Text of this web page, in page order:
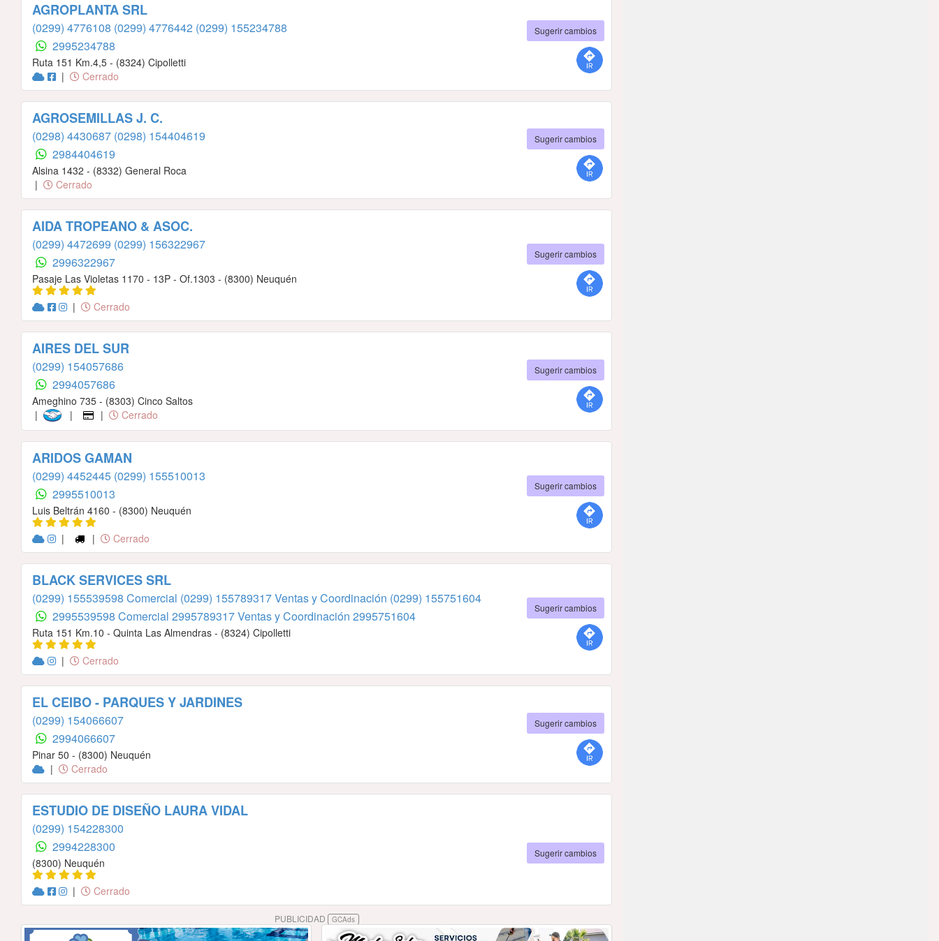
AGROPLANTA SRL
(0299) 4776108 (0299) 4776442 (0299) 155234788
2995234788
Ruta 151 Km.4,5 - (8324) Cipolletti
|
Cerrado
Sugerir cambios
AGROSEMILLAS J. C.
(0298) 4430687 (0298) 154404619
2984404619
Alsina 1432 - (8332) General Roca
|
Cerrado
Sugerir cambios
AIDA TROPEANO & ASOC.
(0299) 4472699 (0299) 156322967
2996322967
Pasaje Las Violetas 1170 - 13P - Of.1303 - (8300) Neuquén
|
Cerrado
Sugerir cambios
AIRES DEL SUR
(0299) 154057686
2994057686
Ameghino 735 - (8303) Cinco Saltos
|
| | Cerrado
Sugerir cambios
ARIDOS GAMAN
(0299) 4452445 (0299) 155510013
2995510013
Luis Beltrán 4160 - (8300) Neuquén
|
| Cerrado
Sugerir cambios
BLACK SERVICES SRL
(0299) 155539598 Comercial (0299) 155789317 Ventas y Coordinación (0299) 155751604
2995539598 Comercial 2995789317 Ventas y Coordinación 2995751604
Ruta 151 Km.10 - Quinta Las Almendras - (8324) Cipolletti
|
Cerrado
Sugerir cambios
EL CEIBO - PARQUES Y JARDINES
(0299) 154066607
2994066607
Pinar 50 - (8300) Neuquén
|
Cerrado
Sugerir cambios
ESTUDIO DE DISEÑO LAURA VIDAL
(0299) 154228300
2994228300
(8300) Neuquén
|
Cerrado
Sugerir cambios
PUBLICIDAD GCAds